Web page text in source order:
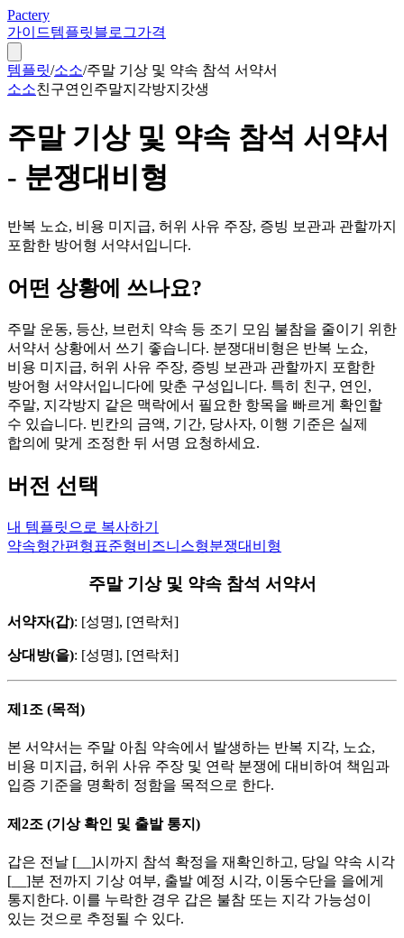
Pactery
가이드템플릿블로그가격
템플릿/소소/주말 기상 및 약속 참석 서약서
소소친구연인주말지각방지 갓생
주말 기상 및 약속 참석 서약서
- 분쟁대비형
반복 노쇼, 비용 미지급, 허위 사유 주장, 증빙 보관과 관할까지
포함한 방어형 서약서입니다.
어떤 상황에 쓰나요?
주말 운동, 등산, 브런치 약속 등 조기 모임 불참을 줄이기 위한
서약서 상황에서 쓰기 좋습니다. 분쟁대비형은 반복 노쇼,
비용 미지급, 허위 사유 주장, 증빙 보관과 관할까지 포함한
방어형 서약서입니다에 맞춘 구성입니다. 특히 친구, 연인,
주말, 지각방지 같은 맥락에서 필요한 항목을 빠르게 확인할
수 있습니다. 빈칸의 금액, 기간, 당사자, 이행 기준은 실제
합의에 맞게 조정한 뒤 서명 요청하세요.
버전 선택
내 템플릿으로 복사하기
약속형간편형 표준형비즈니스형분쟁대비형
주말 기상 및 약속 참석 서약서
서약자(갑): [성명], [연락처]
상대방(을): [성명], [연락처]
제1조 (목적)
본 서약서는 주말 아침 약속에서 발생하는 반복 지각, 노쇼,
비용 미지급, 허위 사유 주장 및 연락 분쟁에 대비하여 책임과
입증 기준을 명확히 정함을 목적으로 한다.
제2조 (기상 확인 및 출발 통지)
갑은 전날 [__]시까지 참석 확정을 재확인하고, 당일 약속 시각
[__]분 전까지 기상 여부, 출발 예정 시각, 이동수단을 을에게
통지한다. 이를 누락한 경우 갑은 불참 또는 지각 가능성이
있는 것으로 추정될 수 있다.